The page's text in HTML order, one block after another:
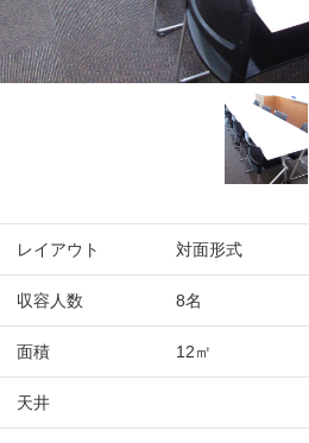
レイアウト 対面形式
収容人数 8名
面積 12㎡
天井